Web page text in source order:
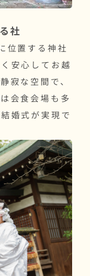
社
位置する神社
安心してお越
寂な空間で、
会食会場も多
婚式が実現で